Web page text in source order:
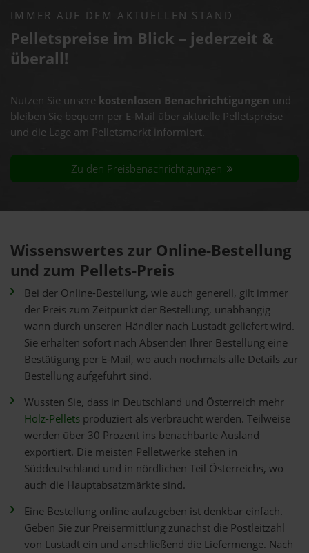
IMMER AUF DEM AKTUELLEN STAND
Pelletspreise im Blick – jederzeit &
überall!
Nutzen Sie unsere kostenlosen Benachrichtigungen und
bleiben Sie bequem per E-Mail über aktuelle Pelletspreise
und die Lage am Pelletsmarkt informiert.
Zu den Preisbenachrichtigungen
Wissenswertes zur Online-Bestellung
und zum Pellets-Preis
Bei der Online-Bestellung, wie auch generell, gilt immer
der Preis zum Zeitpunkt der Bestellung, unabhängig
wann durch unseren Händler nach Lustadt geliefert wird.
Sie erhalten sofort nach Absenden Ihrer Bestellung eine
Bestätigung per E-Mail, wo auch nochmals alle Details zur
Bestellung aufgeführt sind.
Wussten Sie, dass in Deutschland und Österreich mehr
Holz-Pellets produziert als verbraucht werden. Teilweise
werden über 30 Prozent ins benachbarte Ausland
exportiert. Die meisten Pelletwerke stehen in
Süddeutschland und in nördlichen Teil Österreichs, wo
auch die Hauptabsatzmärkte sind.
Eine Bestellung online aufzugeben ist denkbar einfach.
Geben Sie zur Preisermittlung zunächst die Postleitzahl
von Lustadt ein und anschließend die Liefermenge. Nach